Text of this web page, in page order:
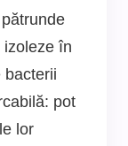
în
bacterii
pot
lor